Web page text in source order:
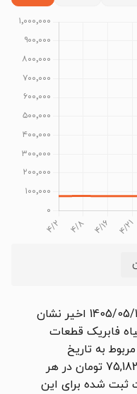
بررسی نمودار یک ماه منتهی به 1405/05/19 اخیر نشان
فابریک قطعات
st37 ضخامت 20 میل عرض 1200 مربوط به تاریخ
۱۴۰۵/۰۵/۰۳ است که در محدوده 75,182 تومان در هر
ثبت شده برای این